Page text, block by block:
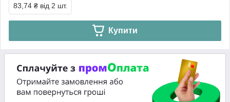
83,74 ₴ від 2 шт.
Купити